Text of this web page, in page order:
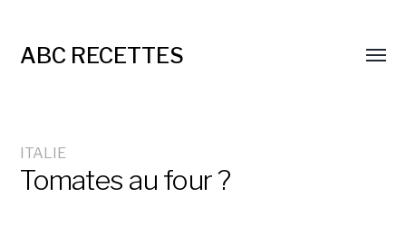
ABC RECETTES
ITALIE
Tomates au four ?